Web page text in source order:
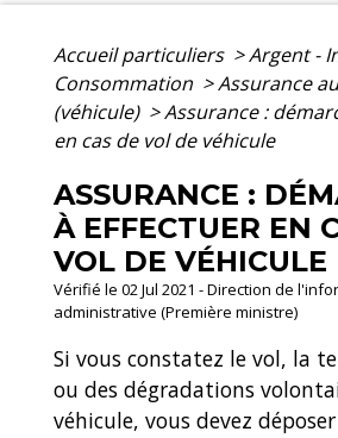
Accueil particuliers >Argent -
Consommation >Assurance
(véhicule) >Assurance :
en cas de vol de véhicule
ASSURANCE :
À EFFECTUER EN
VOL DE VÉHICULE
Vérifié le 02 Jul 2021 - Direction de
administrative (Première ministre)
Si vous constatez le vol, la
ou des dégradations
véhicule, vous devez